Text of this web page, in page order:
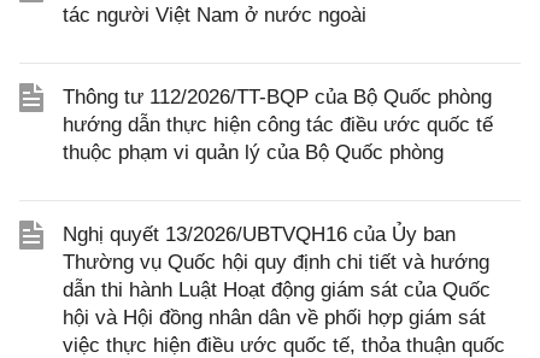
tác người Việt Nam ở nước ngoài
Thông tư 112/2026/TT-BQP của Bộ Quốc phòng
hướng dẫn thực hiện công tác điều ước quốc tế
thuộc phạm vi quản lý của Bộ Quốc phòng
Nghị quyết 13/2026/UBTVQH16 của Ủy ban
Thường vụ Quốc hội quy định chi tiết và hướng
dẫn thi hành Luật Hoạt động giám sát của Quốc
hội và Hội đồng nhân dân về phối hợp giám sát
việc thực hiện điều ước quốc tế, thỏa thuận quốc